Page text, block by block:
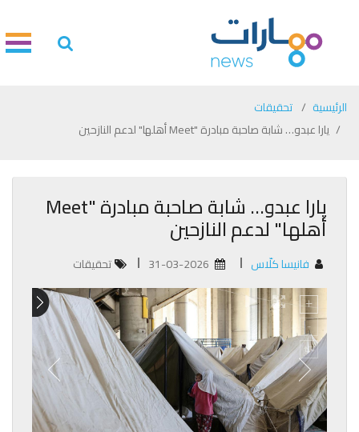
الرئيسية
تحقيقات
يارا عبدو… شابة صاحبة مبادرة "Meet أهلها" لدعم النازحين
يارا عبدو… شابة صاحبة مبادرة "Meet
أهلها" لدعم النازحين
فانيسا كلّاس تحقيقات